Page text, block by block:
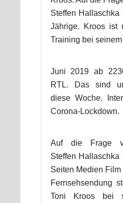
Steffen
Jährige. Kroos ist
Training bei
Juni 2019 ab
RTL. Das sind
diese Woche.
Corona-Lockdown.
Auf die Frage
Steffen
Seiten Medien
Fernsehsendung
Toni Kroos bei